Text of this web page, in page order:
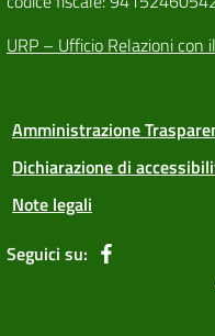
URP – Ufficio Relazioni con
Amministrazione
Dichiarazione di
Note legali
Seguici su: